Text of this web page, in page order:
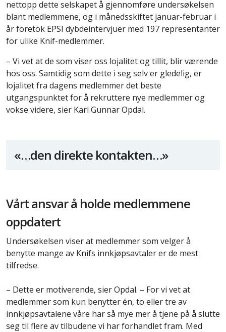
nettopp dette selskapet å gjennomføre undersøkelsen
blant medlemmene, og i månedsskiftet januar-februar i
år foretok EPSI dybdeintervjuer med 197 representanter
for ulike Knif-medlemmer.
– Vi vet at de som viser oss lojalitet og tillit, blir værende
hos oss. Samtidig som dette i seg selv er gledelig, er
lojalitet fra dagens medlemmer det beste
utgangspunktet for å rekruttere nye medlemmer og
vokse videre, sier Karl Gunnar Opdal.
«…den direkte kontakten…»
Vårt ansvar å holde medlemmene
oppdatert
Undersøkelsen viser at medlemmer som velger å
benytte mange av Knifs innkjøpsavtaler er de mest
tilfredse.
– Dette er motiverende, sier Opdal. – For vi vet at
medlemmer som kun benytter én, to eller tre av
innkjøpsavtalene våre har så mye mer å tjene på å slutte
seg til flere av tilbudene vi har forhandlet fram. Med